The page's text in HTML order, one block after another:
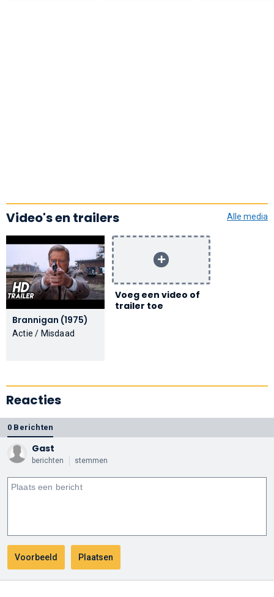
Video's en trailers Alle media
Brannigan (1975)
Actie / Misdaad
Voeg een video of
trailer toe
Reacties
0 Berichten
Gast
berichten stemmen